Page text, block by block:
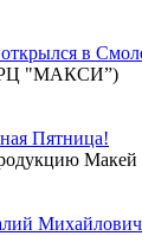
в
"МАКСИ”)
Пятница!
Макей